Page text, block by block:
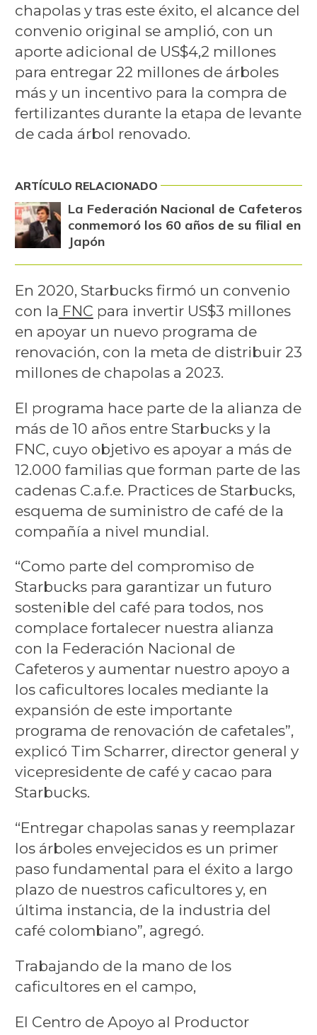
chapolas y tras este éxito, el alcance del
convenio original se amplió, con un
aporte adicional de US$4,2 millones
para entregar 22 millones de árboles
más y un incentivo para la compra de
fertilizantes durante la etapa de levante
de cada árbol renovado.
ARTÍCULO RELACIONADO
La Federación Nacional de Cafeteros
conmemoró los 60 años de su filial en
Japón
En 2020, Starbucks firmó un convenio
con la FNC para invertir US$3 millones
en apoyar un nuevo programa de
renovación, con la meta de distribuir 23
millones de chapolas a 2023.
El programa hace parte de la alianza de
más de 10 años entre Starbucks y la
FNC, cuyo objetivo es apoyar a más de
12.000 familias que forman parte de las
cadenas C.a.f.e. Practices de Starbucks,
esquema de suministro de café de la
compañía a nivel mundial.
“Como parte del compromiso de
Starbucks para garantizar un futuro
sostenible del café para todos, nos
complace fortalecer nuestra alianza
con la Federación Nacional de
Cafeteros y aumentar nuestro apoyo a
los caficultores locales mediante la
expansión de este importante
programa de renovación de cafetales”,
explicó Tim Scharrer, director general y
vicepresidente de café y cacao para
Starbucks.
“Entregar chapolas sanas y reemplazar
los árboles envejecidos es un primer
paso fundamental para el éxito a largo
plazo de nuestros caficultores y, en
última instancia, de la industria del
café colombiano”, agregó.
Trabajando de la mano de los
caficultores en el campo,
El Centro de Apoyo al Productor